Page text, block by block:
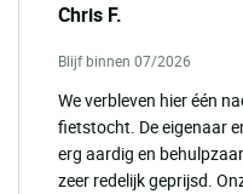
Chris F.
Blijf binnen 07/2026
We verbleven hier één
fietstocht. De eigenaar
erg aardig en
zeer redelijk geprijsd.